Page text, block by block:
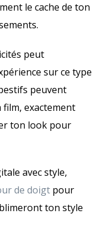
le cache de ton
peut
sur ce type
peuvent
film, exactement
ton look pour
avec style,
de doigt pour
ton style